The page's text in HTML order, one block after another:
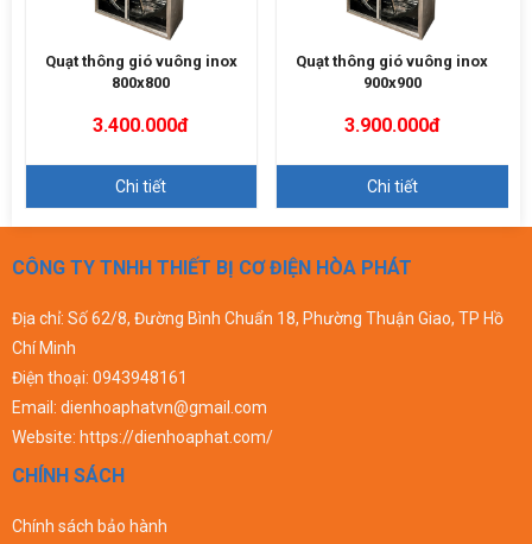
Quạt thông gió vuông inox
800x800
3.400.000đ
Chi tiết
Quạt thông gió vuông inox
900x900
3.900.000đ
Chi tiết
CÔNG TY TNHH THIẾT BỊ CƠ ĐIỆN HÒA PHÁT
Địa chỉ: Số 62/8, Đường Bình Chuẩn 18, Phường Thuận Giao, TP Hồ
Chí Minh
Điện thoại: 0943948161
Email: dienhoaphatvn@gmail.com
Website: https://dienhoaphat.com/
CHÍNH SÁCH
Chính sách bảo hành